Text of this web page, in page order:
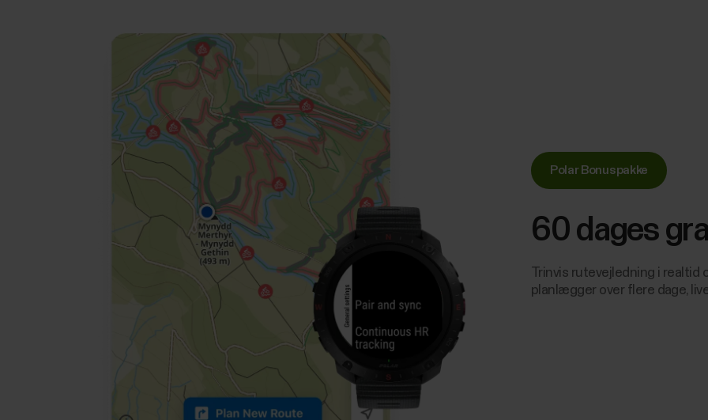
Polar Bonuspakke
60 dages
Trinvis rutevejledning i realtid
planlægger over flere dage,